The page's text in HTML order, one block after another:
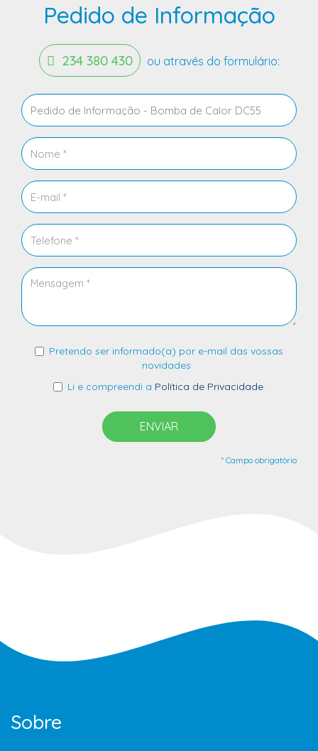
Pedido de Informação
234 380 430 ou através do formulário:
Pretendo ser informado(a) por e-mail das vossas
novidades
Li e compreendi a Política de Privacidade.
ENVIAR
* Campo obrigatório
Sobre